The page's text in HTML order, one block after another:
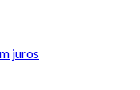
juros